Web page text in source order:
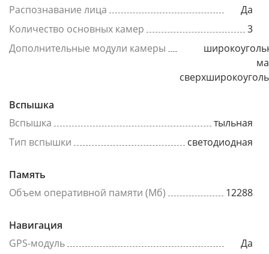
Распознавание лица
Да
Количество основных камер
3
Дополнительные модули камеры
Вспышка
Вспышка
тыльная
Тип вспышки
светодиодная
Память
Объем оперативной памяти (Мб)
12288
Навигация
GPS-модуль
Да